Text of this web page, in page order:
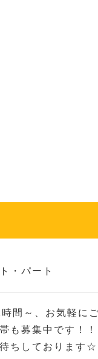
・パート
間～、お気軽に
も募集中です！！
ちしております☆